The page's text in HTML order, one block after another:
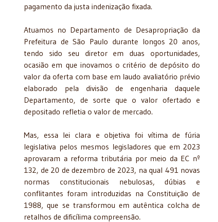
pagamento da justa indenização fixada.
Atuamos no Departamento de Desapropriação da
Prefeitura de São Paulo durante longos 20 anos,
tendo sido seu diretor em duas oportunidades,
ocasião em que inovamos o critério de depósito do
valor da oferta com base em laudo avaliatório prévio
elaborado pela divisão de engenharia daquele
Departamento, de sorte que o valor ofertado e
depositado refletia o valor de mercado.
Mas, essa lei clara e objetiva foi vítima de fúria
legislativa pelos mesmos legisladores que em 2023
aprovaram a reforma tributária por meio da EC nº
132, de 20 de dezembro de 2023, na qual 491 novas
normas constitucionais nebulosas, dúbias e
conflitantes foram introduzidas na Constituição de
1988, que se transformou em autêntica colcha de
retalhos de dificílima compreensão.